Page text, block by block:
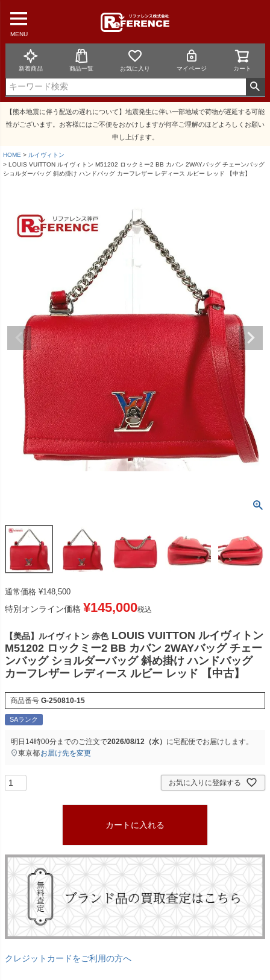
MENU
新着商品 商品一覧 お気に入り マイページ カート
【熊本地震に伴う配送の遅れについて】地震発生に伴い一部地域で荷物が遅延する可能
性がございます。お客様にはご不便をおかけしますが何卒ご理解のほどよろしくお願い
申し上げます。
HOME
ルイヴィトン
LOUIS VUITTON ルイヴィトン M51202 ロックミー2 BB カバン 2WAYバッグ チェーンバッグ
ショルダーバッグ 斜め掛け ハンドバッグ カーフレザー レディース ルビー レッド 【中古】
通常価格 ¥148,500
特別オンライン価格 ¥145,000税込
【美品】ルイヴィトン 赤色 LOUIS VUITTON ルイヴィトン
M51202 ロックミー2 BB カバン 2WAYバッグ チェー
ンバッグ ショルダーバッグ 斜め掛け ハンドバッグ
カーフレザー レディース ルビー レッド 【中古】
商品番号 G-250810-15
SAランク
明日 14時00分までのご注文で2026/08/12（水） に宅配便でお届けします。
東京都お届け先を変更
お気に入りに登録する
カートに入れる
クレジットカードをご利用の方へ